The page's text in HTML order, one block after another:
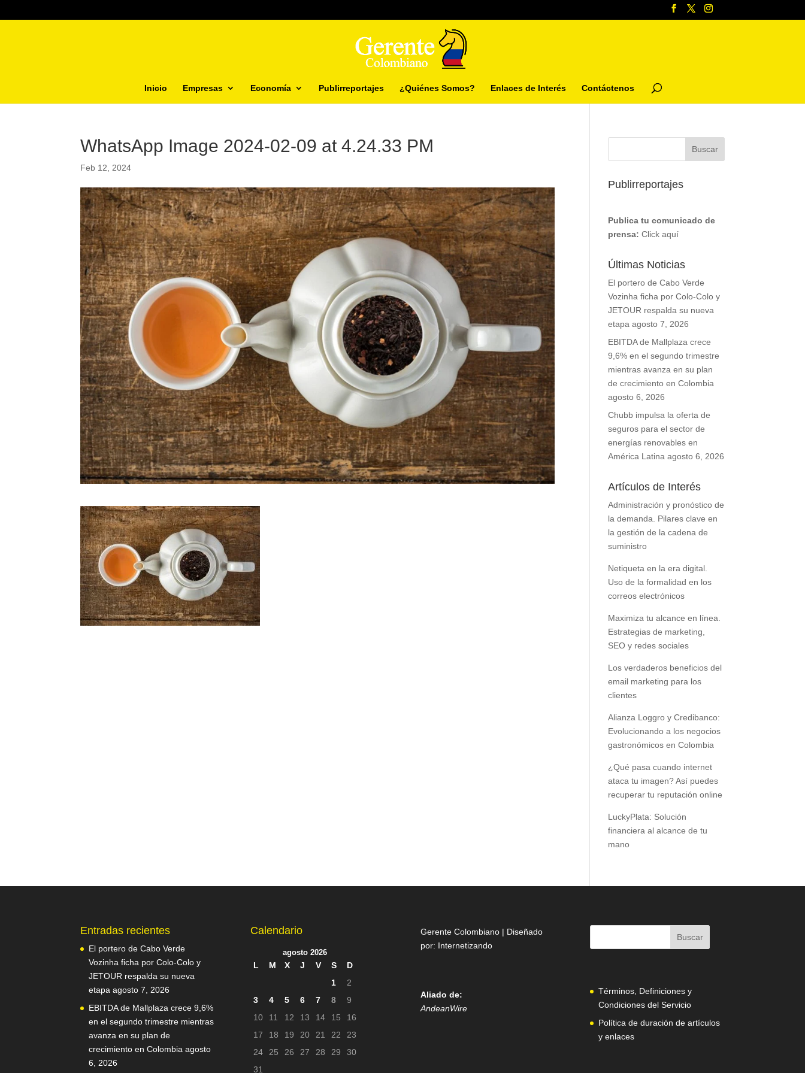
Inicio Empresas Economía Publirreportajes ¿Quiénes Somos? Enlaces de Interés Contáctenos
WhatsApp Image 2024-02-09 at 4.24.33 PM
Feb 12, 2024
Publirreportajes
Publica tu comunicado de
prensa: Click aquí
Últimas Noticias
El portero de Cabo Verde
Vozinha ficha por Colo-Colo y
JETOUR respalda su nueva
etapa agosto 7, 2026
EBITDA de Mallplaza crece
9,6% en el segundo trimestre
mientras avanza en su plan
de crecimiento en Colombia
agosto 6, 2026
Chubb impulsa la oferta de
seguros para el sector de
energías renovables en
América Latina agosto 6, 2026
Artículos de Interés
Administración y pronóstico de
la demanda. Pilares clave en
la gestión de la cadena de
suministro
Netiqueta en la era digital.
Uso de la formalidad en los
correos electrónicos
Maximiza tu alcance en línea.
Estrategias de marketing,
SEO y redes sociales
Los verdaderos beneficios del
email marketing para los
clientes
Alianza Loggro y Credibanco:
Evolucionando a los negocios
gastronómicos en Colombia
¿Qué pasa cuando internet
ataca tu imagen? Así puedes
recuperar tu reputación online
LuckyPlata: Solución
financiera al alcance de tu
mano
Entradas recientes
El portero de Cabo Verde
Vozinha ficha por Colo-Colo y
JETOUR respalda su nueva
etapa agosto 7, 2026
EBITDA de Mallplaza crece 9,6%
en el segundo trimestre mientras
avanza en su plan de
crecimiento en Colombia agosto
6, 2026
Calendario
agosto 2026
L M X J V S
D
1
2
3
4 5 6 7 8
9
10
11 12 13 14 15
16
17
18 19 20 21 22
23
24
25 26 27 28 29
30
31
Gerente Colombiano | Diseñado
por: Internetizando
Aliado de:
AndeanWire
Términos, Definiciones y
Condiciones del Servicio
Política de duración de artículos
y enlaces